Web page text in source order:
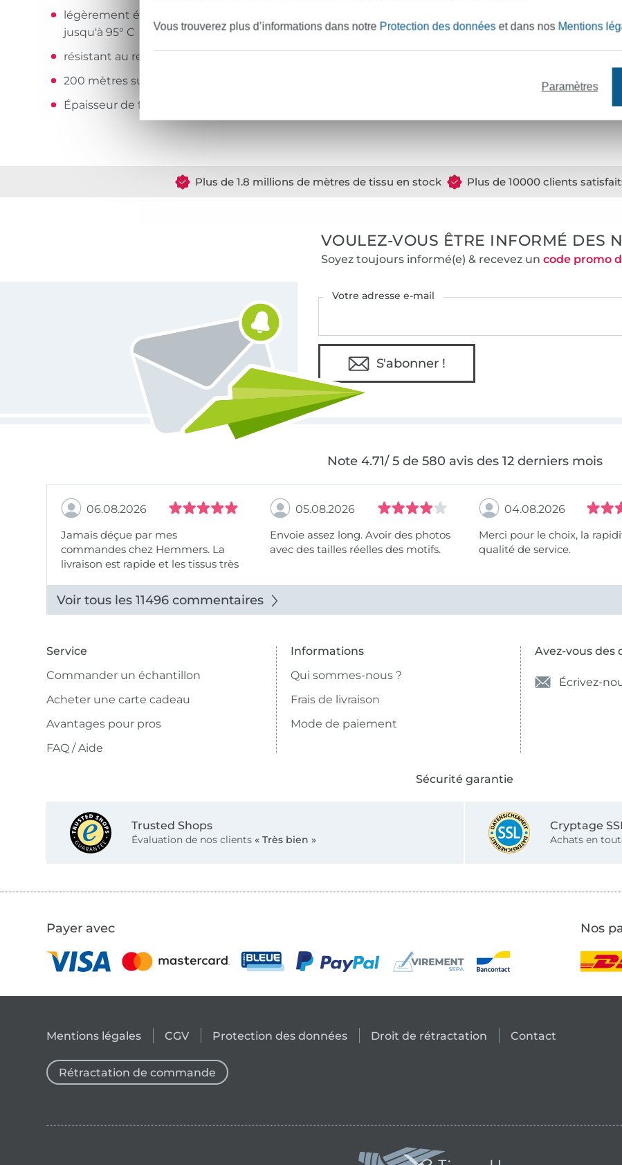
légèrement élastique et résistant à la déchirure résistant au lavage
jusqu'à 95° C
résistant au repassage jusqu'à 200° C
200 mètres sur la bobine
Épaisseur de fil : No./Tkt. 100 | dtex 300/2 | Nm 65/2
Plus de 1.8 millions de mètres de tissu en stock Plus de 10000 clients
VOULEZ-VOUS ÊTRE INFORMÉ DES
Soyez toujours informé(e) & recevez un code promo
Votre adresse e-mail
S'abonner !
Note 4.71/ 5 de 580 avis des 12 derniers mois
06.08.2026
Jamais déçue par mes
commandes chez Hemmers. La
livraison est rapide et les tissus très
05.08.2026
Envoie assez long. Avoir des photos
avec des tailles réelles des motifs.
04.08.2026
Merci pour le choix, la rapidité, la
qualité de service.
Voir tous les 11496 commentaires
Service
Commander un échantillon
Acheter une carte cadeau
Avantages pour pros
FAQ / Aide
Informations
Qui sommes-nous ?
Frais de livraison
Mode de paiement
Avez-vous des
Écrivez-
Sécurité garantie
Trusted Shops
Évaluation de nos clients « Très bien »
Cryptage
Achats en
Payer avec Nos
Mentions légales CGV Protection des données Droit de rétractation Contact
Rétractation de commande
Vous trouverez plus d’informations dans notre Protection des donnéeset dans nos Mentions
Paramètres